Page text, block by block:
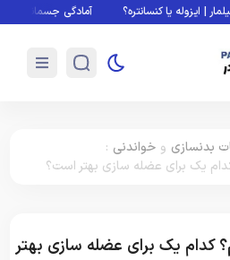
کنسانتره؟ آمادگی جسمانی چیست؟
بدنسازی و خواندنی :
یک برای عضله‌ سازی بهتر است؟
کدام یک برای عضله‌ سازی بهتر